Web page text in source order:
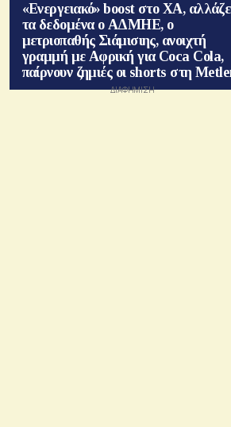
«Ενεργειακό» boost στο ΧΑ,
τα δεδομένα ο ΑΔΜΗΕ, ο
μετριοπαθής Σιάμισιης, ανοιχτή
γραμμή με Αφρική για Coca Cola,
παίρνουν ζημιές οι shorts στη